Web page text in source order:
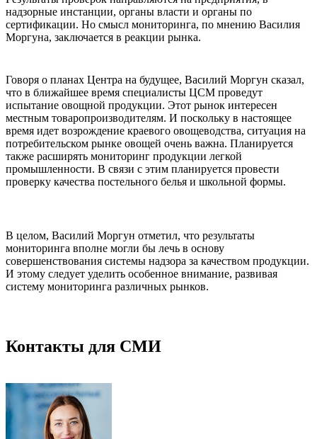
надзорные инстанции, органы власти и органы по
сертификации. Но смысл мониторинга, по мнению Василия
Моргуна, заключается в реакции рынка.
Говоря о планах Центра на будущее, Василий Моргун сказал,
что в ближайшее время специалисты ЦСМ проведут
испытание овощной продукции. Этот рынок интересен
местным товаропроизводителям. И поскольку в настоящее
время идет возрождение краевого овощеводства, ситуация на
потребительском рынке овощей очень важна. Планируется
также расширять мониторинг продукции легкой
промышленности. В связи с этим планируется провести
проверку качества постельного белья и школьной формы.
В целом, Василий Моргун отметил, что результаты
мониторинга вполне могли бы лечь в основу
совершенствования системы надзора за качеством продукции.
И этому следует уделить особенное внимание, развивая
систему мониторинга различных рынков.
Контакты для СМИ